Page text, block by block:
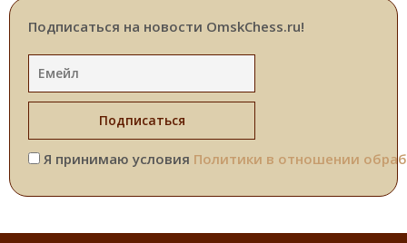
Подписаться на новости OmskChess.ru!
Я принимаю условия Политики в отношении